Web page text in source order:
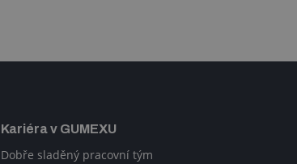
Kariéra v GUMEXU
Dobře sladěný pracovní tým